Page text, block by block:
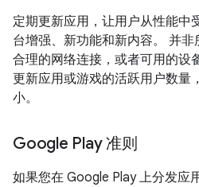
定期更新应用，让用户从性能中
台增强、新功能和新内容。 并
合理的网络连接，或者可用的设
更新应用或游戏的活跃用户数量
小。
Google Play 准则
如果您在 Google Play 上分发应